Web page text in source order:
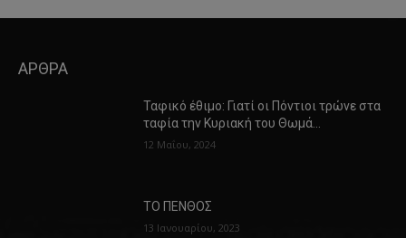
ΑΡΘΡΑ
Ταφικό έθιμο: Γιατί οι Πόντιοι τρώνε στα
ταφία την Κυριακή του Θωμά…
12 Μαΐου, 2024
ΤΟ ΠΕΝΘΟΣ
13 Ιανουαρίου, 2023